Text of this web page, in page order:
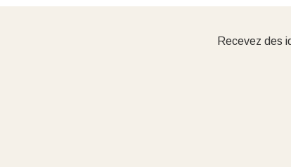
Recevez des